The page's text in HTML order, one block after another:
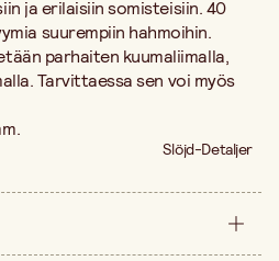
ja erilaisiin somisteisiin. 40
suurempiin hahmoihin.
parhaiten kuumaliimalla,
Tarvittaessa sen voi myös
Slöjd-Detaljer